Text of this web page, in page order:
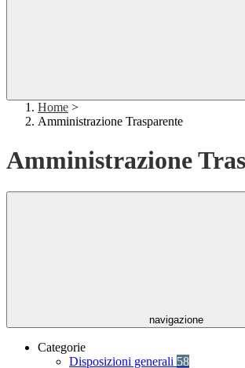
Home >
Amministrazione Trasparente
Amministrazione
navigazione
Categorie
Disposizioni generali 58